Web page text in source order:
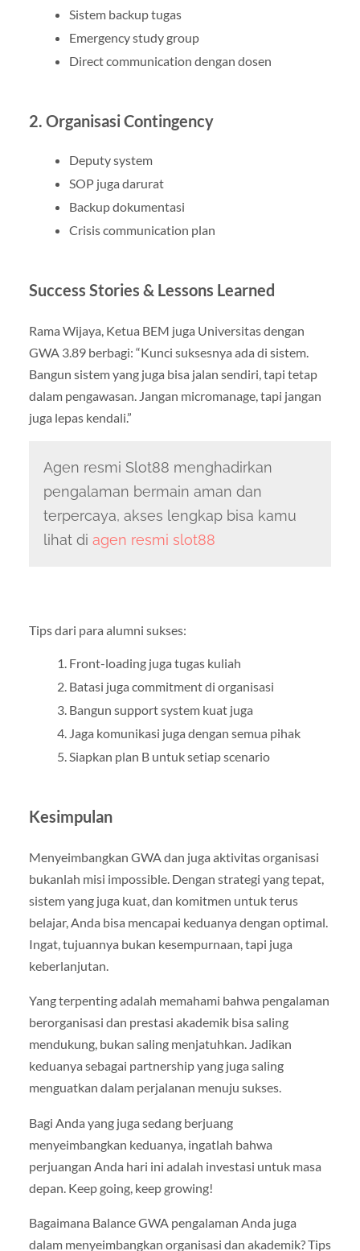
Sistem backup tugas
Emergency study group
Direct communication dengan dosen
2. Organisasi Contingency
Deputy system
SOP juga darurat
Backup dokumentasi
Crisis communication plan
Success Stories & Lessons Learned
Rama Wijaya, Ketua BEM juga Universitas dengan
GWA 3.89 berbagi: “Kunci suksesnya ada di sistem.
Bangun sistem yang juga bisa jalan sendiri, tapi tetap
dalam pengawasan. Jangan micromanage, tapi jangan
juga lepas kendali.”
Agen resmi Slot88 menghadirkan
pengalaman bermain aman dan
terpercaya, akses lengkap bisa kamu
lihat di agen resmi slot88
Tips dari para alumni sukses:
Front-loading juga tugas kuliah
Batasi juga commitment di organisasi
Bangun support system kuat juga
Jaga komunikasi juga dengan semua pihak
Siapkan plan B untuk setiap scenario
Kesimpulan
Menyeimbangkan GWA dan juga aktivitas organisasi
bukanlah misi impossible. Dengan strategi yang tepat,
sistem yang juga kuat, dan komitmen untuk terus
belajar, Anda bisa mencapai keduanya dengan optimal.
Ingat, tujuannya bukan kesempurnaan, tapi juga
keberlanjutan.
Yang terpenting adalah memahami bahwa pengalaman
berorganisasi dan prestasi akademik bisa saling
mendukung, bukan saling menjatuhkan. Jadikan
keduanya sebagai partnership yang juga saling
menguatkan dalam perjalanan menuju sukses.
Bagi Anda yang juga sedang berjuang
menyeimbangkan keduanya, ingatlah bahwa
perjuangan Anda hari ini adalah investasi untuk masa
depan. Keep going, keep growing!
Bagaimana Balance GWA pengalaman Anda juga
dalam menyeimbangkan organisasi dan akademik? Tips